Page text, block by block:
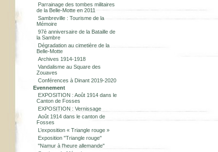
Parrainage des tombes militaires
de la Belle-Motte en 2011
Sambreville : Tourisme de la
Mémoire
97è anniversaire de la Bataille de
la Sambre
Dégradation au cimetière de la
Belle-Motte
Archives 1914-1918
Vandalisme au Square des
Zouaves
Conférences à Dinant 2019-2020
Evennement
EXPOSITION : Août 1914 dans le
Canton de Fosses
EXPOSITION : Vernissage
Août 1914 dans le canton de
Fosses
L’exposition « Triangle rouge »
Exposition "Triangle rouge"
"Namur à l'heure allemande"